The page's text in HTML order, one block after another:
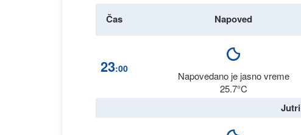
Čas Napoved
23:00
Napovedano je jasno vreme
25.7°C
Jutri